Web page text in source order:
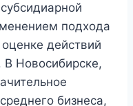
подхода
действий
Новосибирске,
бизнеса,